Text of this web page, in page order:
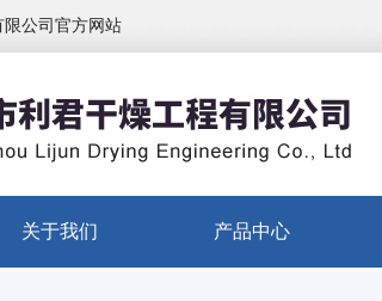
公司官方网站
关于我们 产品中心